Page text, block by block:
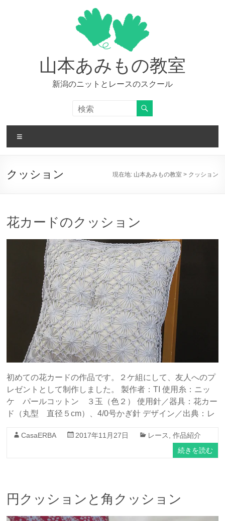
山本あみもの教室
新潟のニットとレースのスクール
ニ
ー
クッション 現在地: 山本あみもの教室> クッション
花カードのクッション
初めての花カードの作品です。２ケ組にして、友人へのプ
レゼントとして制作しました。 製作者：TI 使用糸：ニッ
ケ パールコットン ３玉（色２） 使用針／器具：花カー
ド（丸型 直径５cm）、4/0号かぎ針 デザイン／出典：レ
CasaERBA 2017年11月27日 レース ,作品紹介
続きを読む
円クッションと角クッション